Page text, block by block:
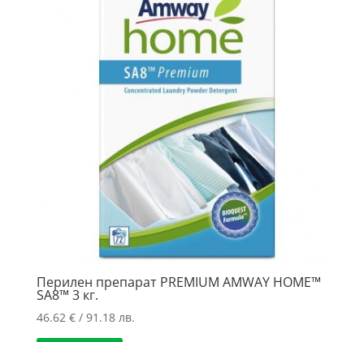
Перилен препарат PREMIUM AMWAY HOME™
SA8™ 3 кг.
46.62 €/ 91.18 лв.